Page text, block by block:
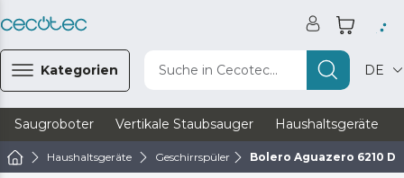
Kategorien Suche in Cecotec... DE
Saugroboter Vertikale Staubsauger Haushaltsgeräte
Haushaltsgeräte Geschirrspüler Bolero Aguazero 6210 D